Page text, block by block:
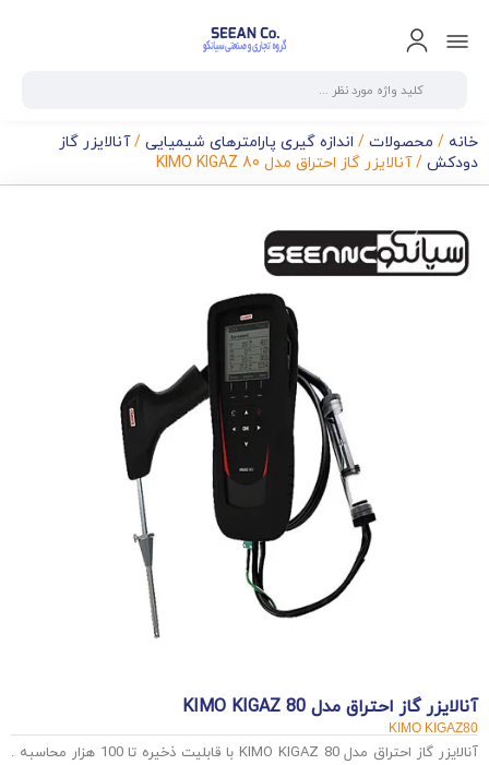
خانه / محصولات / اندازه گیری پارامترهای شیمیایی /آنالایزر گاز
دودکش / آنالایزر گاز احتراق مدل KIMO KIGAZ 80
آنالایزر گاز احتراق مدل KIMO KIGAZ 80
KIMO KIGAZ80
آنالایزر گاز احتراق مدل KIMO KIGAZ 80 با قابلیت ذخیره تا 100 هزار محاسبه .